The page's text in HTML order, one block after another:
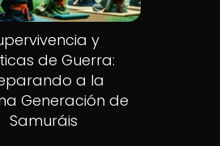
y
de Guerra:
a la
Generación de
Samuráis